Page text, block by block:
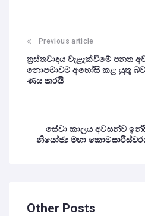
Previous article
ත්‍රස්තවාදය වැළැක්වීමේ පනත
නොපමාවම අහෝසි කළ යුතු බව
ණය කරයි
සේවා කාලය අවසන්ව
නියෝජ්‍ය මහා
Other Posts